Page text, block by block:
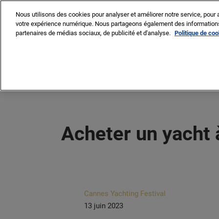
au
contenu
8 -13 sept. 2026
Liste des
Acheter un
Cannes Yachting Festival
13 juin 2023
Nous utilisons des cookies pour analyser et améliorer notre service,
votre expérience numérique. Nous partageons également des
partenaires de médias sociaux, de publicité et d'analyse. Politique de